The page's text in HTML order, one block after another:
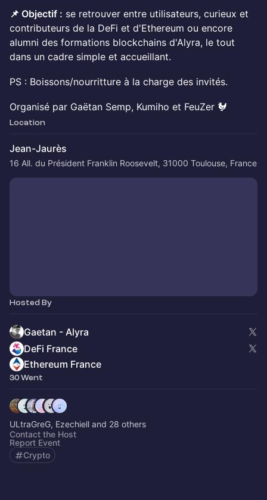
📌 Objectif : se retrouver entre utilisateurs, curieux et
contributeurs de la DeFi et d'Ethereum ou encore
alumni des formations blockchains d'Alyra, le tout
dans un cadre simple et accueillant.
​PS : Boissons/nourritture à la charge des invités.
​​Organisé par Gaëtan Semp, Kumiho et FeuZer 🐓
Location
Jean-Jaurès
16 All. du Président Franklin Roosevelt, 31000 Toulouse, France
Hosted By
Gaetan - Alyra
DeFi France
Ethereum France
30 Went
ULtraGreG, Ezechiell and 28 others
Contact the Host
Report Event
Crypto